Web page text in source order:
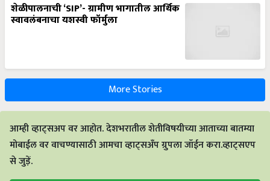
शेळीपालनाची ‘SIP’- ग्रामीण भागातील आर्थिक
स्वावलंबनाचा यशस्वी फॉर्मुला
More Stories
आम्ही व्हाट्सअप वर आहोत. देशभरातील शेतीविषयीच्या आताच्या बातम्या
मोबाईल वर वाचण्यासाठी आमचा व्हाट्सअँप ग्रुपला जॉईन करा.व्हाट्सएप
से जुड़ें.